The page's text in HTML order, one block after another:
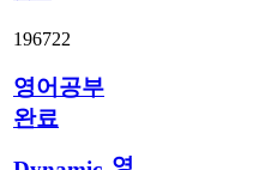
196722
영어공부
완료